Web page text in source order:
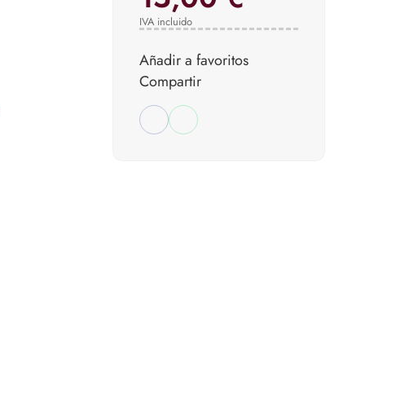
IVA incluido
Añadir a favoritos
Compartir